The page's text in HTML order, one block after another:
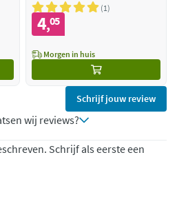
1
4,05
Morgen in huis
Schrijf jouw review
wij reviews?
Schrijf als eerste een